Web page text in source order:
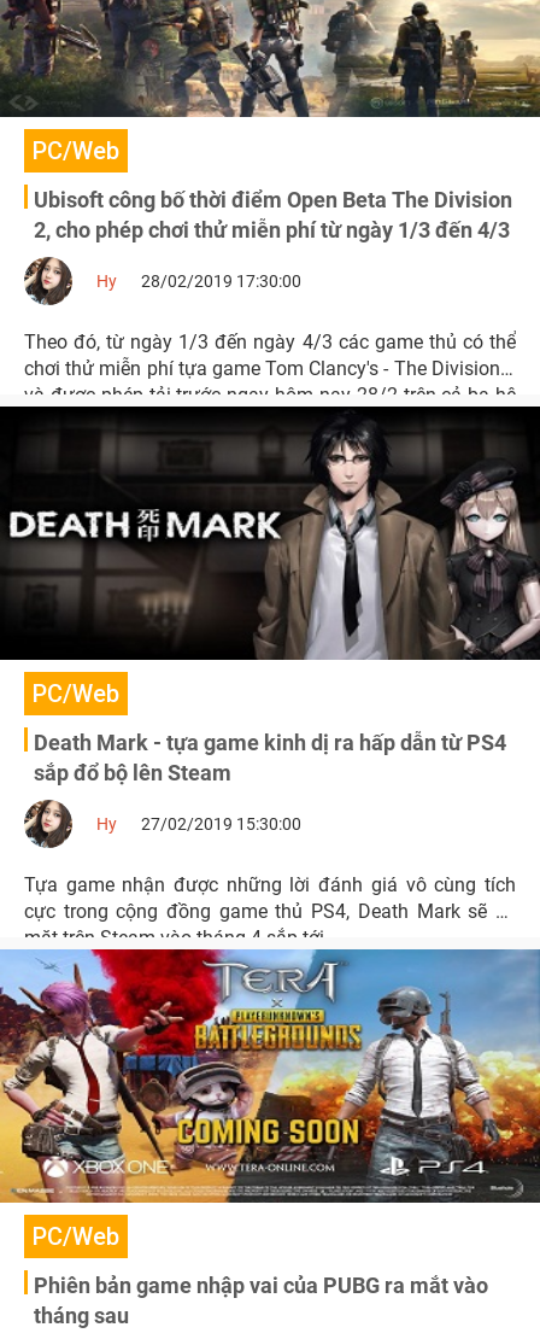
PC/Web
Ubisoft công bố thời điểm Open Beta The Division
2, cho phép chơi thử miễn phí từ ngày 1/3 đến 4/3
Hy 28/02/2019 17:30:00
Theo đó, từ ngày 1/3 đến ngày 4/3 các game thủ có thể
chơi thử miễn phí tựa game Tom Clancy's - The Division 2
và được phép tải trước ngay hôm nay 28/2 trên cả ba hệ
máy PC, Xbox One và PS4.
PC/Web
Death Mark - tựa game kinh dị ra hấp dẫn từ PS4
sắp đổ bộ lên Steam
Hy 27/02/2019 15:30:00
Tựa game nhận được những lời đánh giá vô cùng tích
cực trong cộng đồng game thủ PS4, Death Mark sẽ có
mặt trên Steam vào tháng 4 sắp tới.
PC/Web
Phiên bản game nhập vai của PUBG ra mắt vào
tháng sau